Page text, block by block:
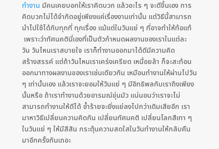
ทำงาน มีคนเคยบอกให้เราคิดบวก แล้วอะไร ๆ จะดีขึ้นเอง การ
คิดบวกไม่ได้จำกัดอยู่เพียงแค่เรื่องงานเท่านั้น แต่วิธีนี้สามารถ
นำไปใช้ได้กับทุกที่ ทุกเรื่อง แม้แต่ในวันแย่ ๆ ที่อาจทำให้ท้อแท้
เพราะว่าทัศนคตินี่เองที่เป็นตัวกำหนดผลงานของเราในแต่ละ
วัน วันไหนเราสบายใจ เราก็ทำงานออกมาได้ดีมีความคิด
สร้างสรรค์ แต่ถ้าวันไหนเราเคร่งเครียด เหนื่อยล้า ก็จะสะท้อน
ออกมาทางผลงานของเราเช่นเดียวกัน เหมือนทำงานให้ผ่านไปวัน
ๆ เท่านั้นเอง แล้วเราจะยอมให้วันแย่ ๆ มีอิทธิพลกับเราถึงเพียง
นั้นหรือ ถ้าเราทำงานด้วยอารมณ์ขุ่นมัว แน่นอนว่าเราจะไม่
สามารถทำงานให้ดีได้ ซ้ำร้ายจะยิ่งแย่ลงไปกว่าเดิมเสียอีก เรา
มาหาวิธีเปลี่ยนความคิดกัน เปลี่ยนทัศนคติ เปลี่ยนโลกสีเทา ๆ
ในวันแย่ ๆ ให้มีสีสัน กระตุ้นความสดใสในวันทำงานให้กลับคืน
มาอีกครั้งกันเถอะ